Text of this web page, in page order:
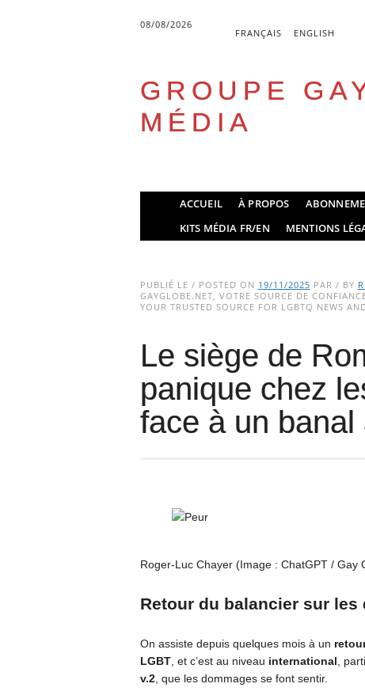
08/08/2026
FRANÇAIS ENGLISH
GROUPE
MÉDIA
Main menu
ACCUEIL À PROPOS
KITS MÉDIA FR/EN
MENTIONS
PUBLIÉ LE / POSTED ON 19/11/2025 PAR / BY
GAYGLOBE.NET, VOTRE SOURCE DE
YOUR TRUSTED SOURCE FOR LGBTQ NEWS
Le siège de
panique chez
face à un banal
Roger-Luc Chayer (Image : ChatGPT / Gay
Retour du balancier sur
On assiste depuis quelques mois à un
LGBT, et c’est au niveau international ,
v.2, que les dommages se font sentir.